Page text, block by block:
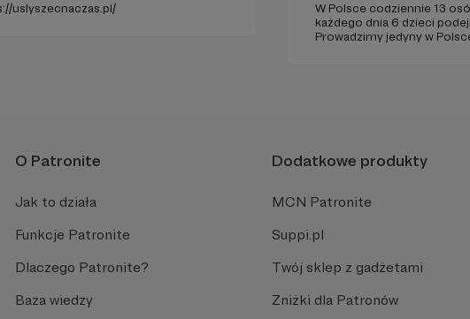
uslyszecnaczas.pl/
W Polsce codziennie 13
każdego dnia 6 dzieci
Prowadzimy jedyny w
O Patronite
Jak to działa
Funkcje Patronite
Dlaczego Patronite?
Baza wiedzy
Dodatkowe produkty
MCN Patronite
Suppi.pl
Twój sklep z gadżetami
Zniżki dla Patronów